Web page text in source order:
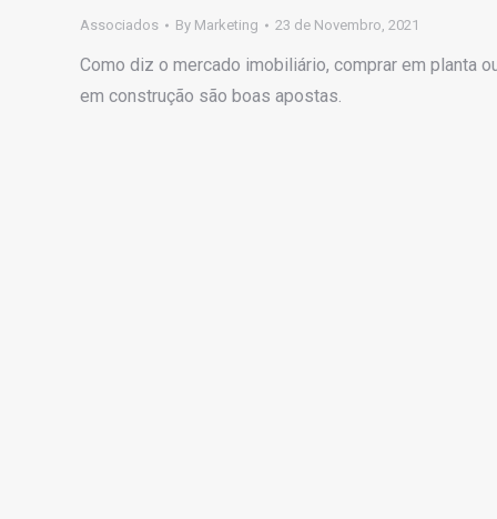
Associados By Marketing 23 de Novembro, 2021
Como diz o mercado imobiliário, comprar em planta
em construção são boas apostas.